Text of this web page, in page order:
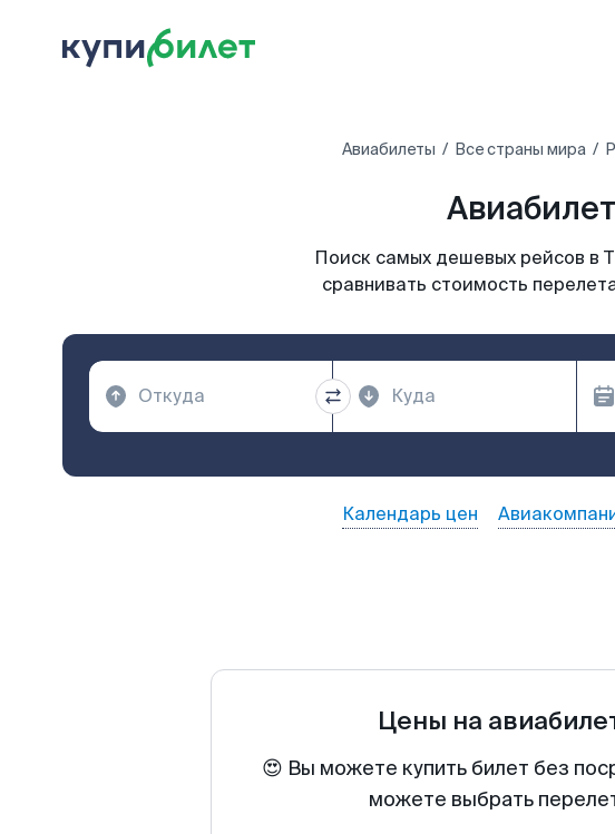
Авиабилеты Все страны мира
Поиск самых дешевых рейсов в
сравнивать стоимость
Календарь цен
Цены на
😍 Вы можете купить билет без
можете выбрать